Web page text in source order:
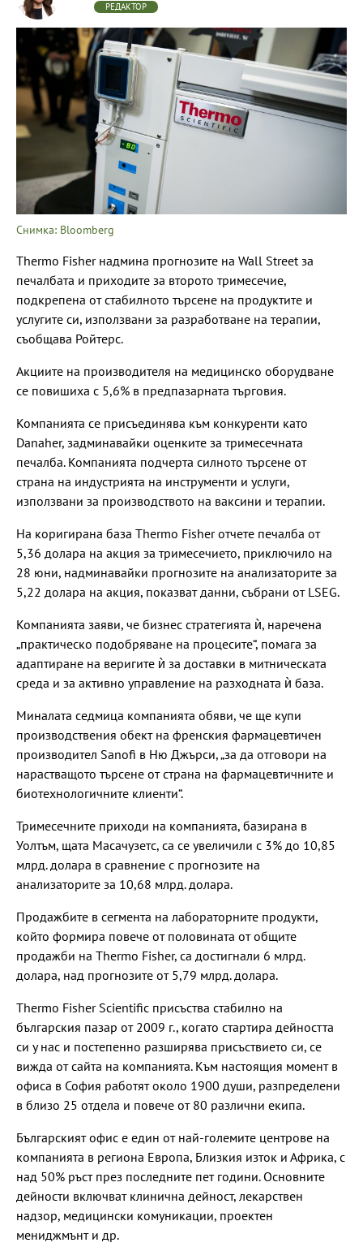
РЕДАКТОР
Снимка: Bloomberg
Thermo Fisher надмина прогнозите на Wall Street за
печалбата и приходите за второто тримесечие,
подкрепена от стабилното търсене на продуктите и
услугите си, използвани за разработване на терапии,
съобщава Ройтерс.
Акциите на производителя на медицинско оборудване
се повишиха с 5,6% в предпазарната търговия.
Компанията се присъединява към конкуренти като
Danaher, задминавайки оценките за тримесечната
печалба. Компанията подчерта силното търсене от
страна на индустрията на инструменти и услуги,
използвани за производството на ваксини и терапии.
На коригирана база Thermo Fisher отчете печалба от
5,36 долара на акция за тримесечието, приключило на
28 юни, надминавайки прогнозите на анализаторите за
5,22 долара на акция, показват данни, събрани от LSEG.
Компанията заяви, че бизнес стратегията ѝ, наречена
„практическо подобряване на процесите“, помага за
адаптиране на веригите ѝ за доставки в митническата
среда и за активно управление на разходната ѝ база.
Миналата седмица компанията обяви, че ще купи
производствения обект на френския фармацевтичен
производител Sanofi в Ню Джърси, „за да отговори на
нарастващото търсене от страна на фармацевтичните и
биотехнологичните клиенти“.
Тримесечните приходи на компанията, базирана в
Уолтъм, щата Масачузетс, са се увеличили с 3% до 10,85
млрд. долара в сравнение с прогнозите на
анализаторите за 10,68 млрд. долара.
Продажбите в сегмента на лабораторните продукти,
който формира повече от половината от общите
продажби на Thermo Fisher, са достигнали 6 млрд.
долара, над прогнозите от 5,79 млрд. долара.
Thermo Fisher Scientific присъства стабилно на
българския пазар от 2009 г., когато стартира дейността
си у нас и постепенно разширява присъствието си, се
вижда от сайта на компанията. Към настоящия момент в
офиса в София работят около 1900 души, разпределени
в близо 25 отдела и повече от 80 различни екипа.
Българският офис е един от най-големите центрове на
компанията в региона Европа, Близкия изток и Африка, с
над 50% ръст през последните пет години. Основните
дейности включват клинична дейност, лекарствен
надзор, медицински комуникации, проектен
мениджмънт и др.